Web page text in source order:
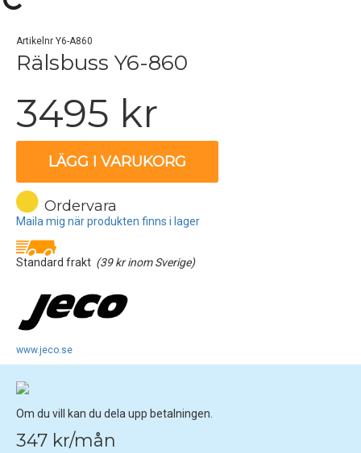
Artikelnr Y6-A860
Rälsbuss Y6-860
3495 kr
LÄGG I VARUKORG
Ordervara
Maila mig när produkten finns i lager
Standard frakt (39 kr inom Sverige)
www.jeco.se
Om du vill kan du dela upp betalningen.
347 kr/mån